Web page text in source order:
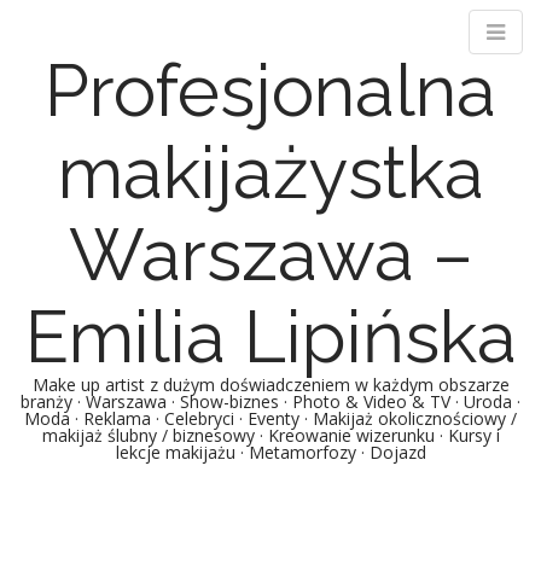
Profesjonalna
makijażystka
Warszawa –
Emilia Lipińska
Make up artist z dużym doświadczeniem w każdym obszarze
branży · Warszawa · Show-biznes · Photo & Video & TV · Uroda ·
Moda · Reklama · Celebryci · Eventy · Makijaż okolicznościowy /
makijaż ślubny / biznesowy · Kreowanie wizerunku · Kursy i
lekcje makijażu · Metamorfozy · Dojazd